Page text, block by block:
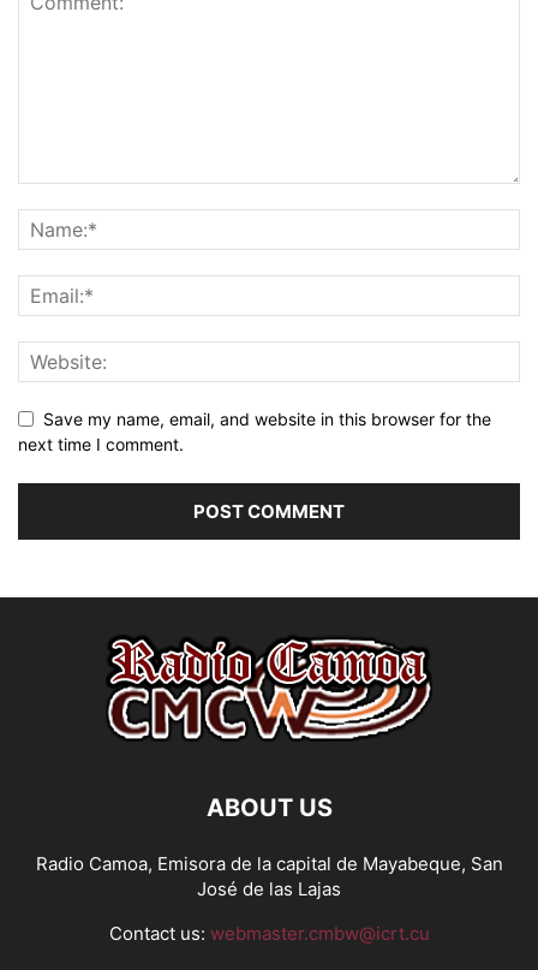
Save my name, email, and website in this browser for the
next time I comment.
ABOUT US
Radio Camoa, Emisora de la capital de Mayabeque, San
José de las Lajas
Contact us: webmaster.cmbw@icrt.cu